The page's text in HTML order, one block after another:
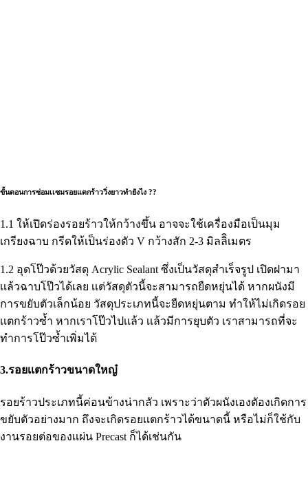
ขั้นตอนการซ่อมเเซมรอยแตกร้าววิ่งยาวทำยังไง ??
1.1 ให้เปิดร่องรอยร้าวให้กว้างขึ้น อาจจะใช้เครื่องมือเป็นมุม
เกรียงฉาบ กรีดให้เป็นร่องตัว V กว้างสัก 2-3 มิลลิิเมตร
1.2 อุดโป๊วด้วยวัสดุ Acrylic Sealant ซึ่งเป็นวัสดุสำเร็จรูป เปิดฝามา
เเล้วฉาบโป๊วได้เลย เเต่วัสดุตัวนี้จะสามารถยืดหยุ่นได้ หากผนังมี
การขยับตัวเล็กน้อย วัสดุประเภทนี้จะยืดหยุ่นตาม ทำให้ไม่เกิดรอย
เเตกร้าวซ้ำ หากเราโป๊วไปเเล้ว เเล้วมีการยุบตัว เราสามารถที่จะ
ทำการโป๊วซ้ำเพิ่มได้
3.รอยเเตกร้าวขนาดใหญ๋
รอยร้าวประเภทนี้ค่อนข้างน่ากลัว เพราะว่าตัวผนังเองตัองเกิดการ
ขยับตัวอย่างมาก ถึงจะเกิดรอยเเตกร้าวได้ขนาดนี้ หรือไม่ก็ใช้กับ
งานรอยต่อของเเผ่น Precast ก็ได้เช่นกัน